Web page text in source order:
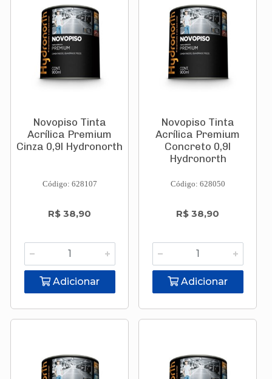
Novopiso Tinta
Acrílica Premium
Cinza 0,9l Hydronorth
Código: 628107
R$ 38,90
Adicionar
Novopiso Tinta
Acrílica Premium
Concreto 0,9l
Hydronorth
Código: 628050
R$ 38,90
Adicionar